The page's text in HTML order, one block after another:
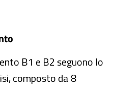
B1 e B2 seguono lo
composto da 8